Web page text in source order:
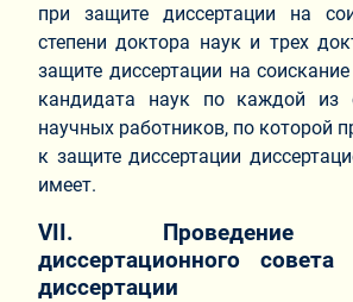
при защите диссертации на
степени доктора наук и трех
защите диссертации на
кандидата наук по каждой из
научных работников, по которой
к защите диссертации
имеет.
VII. Проведение
диссертационного
диссертации